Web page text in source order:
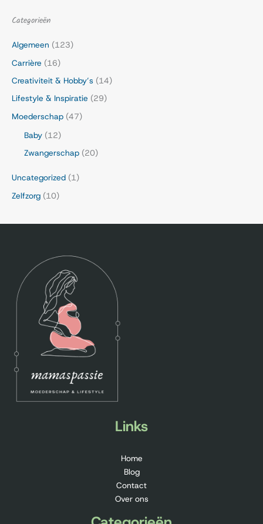
Categorieën
Algemeen (123)
Carrière (16)
Creativiteit & Hobby’s (14)
Lifestyle & Inspiratie (29)
Moederschap (47)
Baby(12)
Zwangerschap(20)
Uncategorized (1)
Zelfzorg (10)
Links
Home
Blog
Contact
Over ons